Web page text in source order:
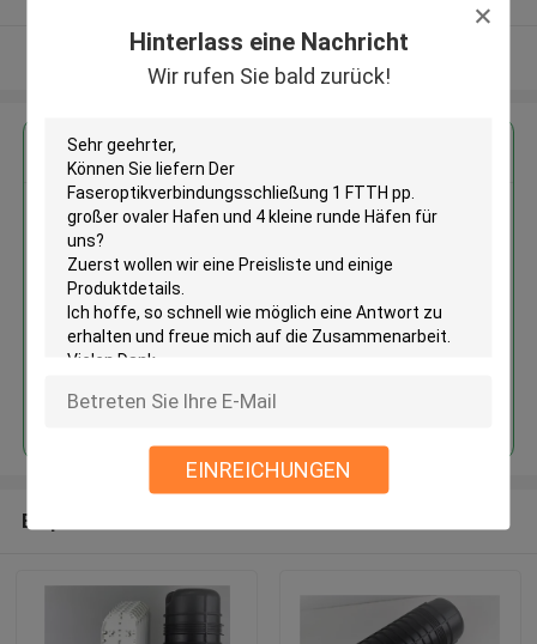
Hinterlass eine Nachricht
Wir rufen Sie bald zurück!
EINREICHUNGEN
Sehen Sie mehr an
Erhalten Sie den besten Preis für
Der
1 FTTH pp. großer ovaler Hafen
und 4 kleine runde Häfen
Fortsetzen
Empfohlene Produkte